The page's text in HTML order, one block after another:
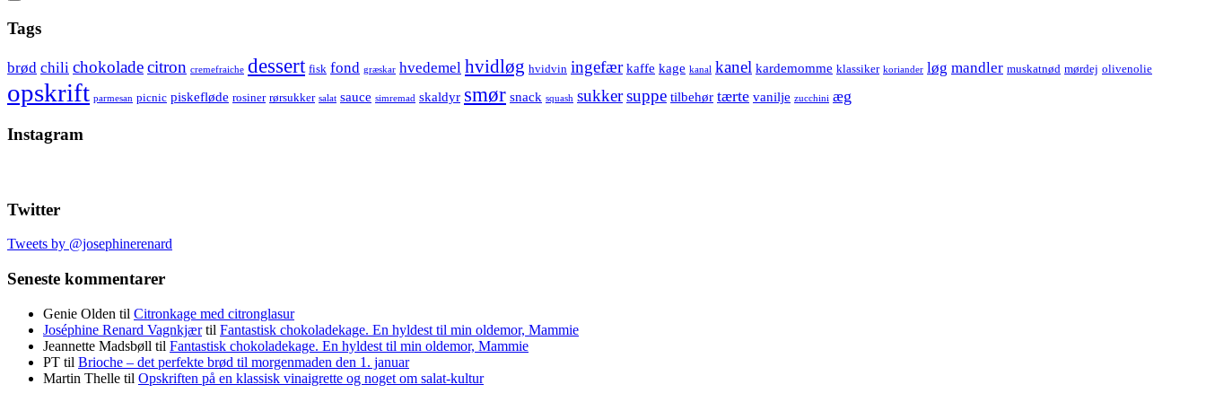
Show
sidebar
Header
Wrapper
Tags
brød chili chokoladecitron cremefraiche dessert fisk fond græskar hvedemel hvidløg hvidvin ingefær kaffe kage kanal kanel kardemomme klassiker koriander løg mandler muskatnød mørdej olivenolie
opskrift parmesan picnic piskefløde rosiner rørsukker salat sauce simremad skaldyr smør snack squash sukkersuppe tilbehør tærte vanilje zucchini æg
Instagram
Twitter
Tweets by @josephinerenard
Seneste kommentarer
Genie Olden til Citronkage med citronglasur
Joséphine Renard Vagnkjærtil Fantastisk chokoladekage. En hyldest til min oldemor, Mammie
Jeannette Madsbøll til Fantastisk chokoladekage. En hyldest til min oldemor, Mammie
PT til Brioche – det perfekte brød til morgenmaden den 1. januar
Martin Thelle til Opskriften på en klassisk vinaigrette og noget om salat-kultur